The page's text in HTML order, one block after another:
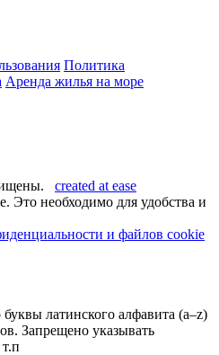
Политика
Аренда жилья на море
created at ease
необходимо для удобства и
и файлов cookie
латинского алфавита (a–z)
Запрещено указывать